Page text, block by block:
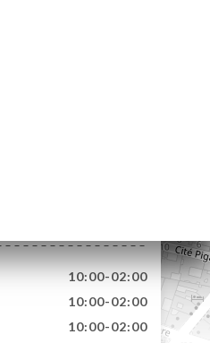
10:00-02:00
10:00-02:00
10:00-02:00